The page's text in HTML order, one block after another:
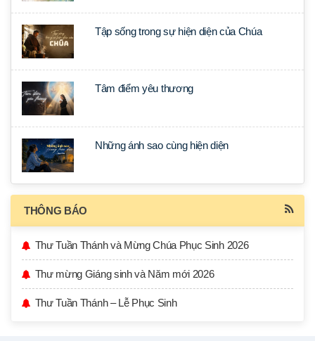
Tập sống trong sự hiện diện của Chúa
Tâm điểm yêu thương
Những ánh sao cùng hiện diện
THÔNG BÁO
Thư Tuần Thánh và Mừng Chúa Phục Sinh 2026
Thư mừng Giáng sinh và Năm mới 2026
Thư Tuần Thánh – Lễ Phục Sinh